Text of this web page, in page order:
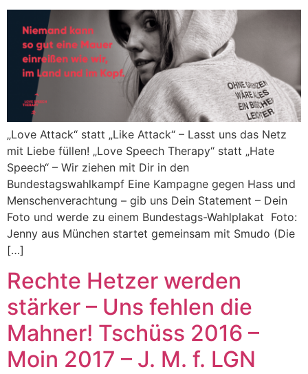
„Love Attack“ statt „Like Attack“ – Lasst uns das Netz
mit Liebe füllen! „Love Speech Therapy“ statt „Hate
Speech“ – Wir ziehen mit Dir in den
Bundestagswahlkampf Eine Kampagne gegen Hass und
Menschenverachtung – gib uns Dein Statement – Dein
Foto und werde zu einem Bundestags-Wahlplakat Foto:
Jenny aus München startet gemeinsam mit Smudo (Die
[…]
Rechte Hetzer werden
stärker – Uns fehlen die
Mahner! Tschüss 2016 –
Moin 2017 – J. M. f. LGN